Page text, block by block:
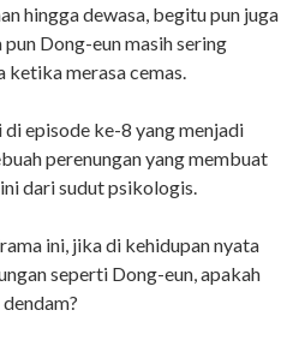
hingga dewasa, begitu pun juga
Dong-eun masih sering
merasa cemas.
di episode ke-8 yang menjadi
perenungan yang membuat
dari sudut psikologis.
ini, jika di kehidupan nyata
seperti Dong-eun, apakah